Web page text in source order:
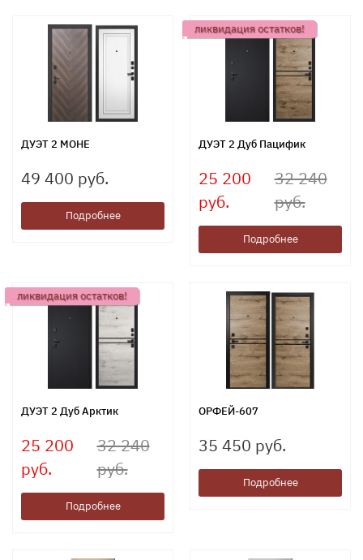
ДУЭТ 2 МОНЕ
49 400 руб.
Подробнее
ликвидация остатков!
ДУЭТ 2 Дуб Пацифик
25 200
руб.
32 240
руб.
Подробнее
ликвидация остатков!
ДУЭТ 2 Дуб Арктик
25 200
руб.
32 240
руб.
Подробнее
ОРФЕЙ-607
35 450 руб.
Подробнее